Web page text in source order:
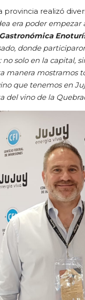
provincia realizó
era poder
donde
solo en la capital,
manera mostramos
que tenemos en
del vino de la